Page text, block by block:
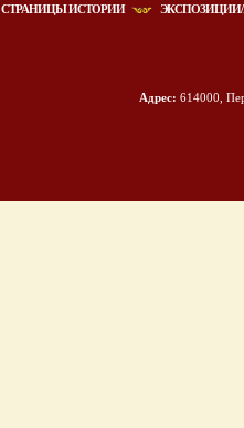
СТРАНИЦЫ ИСТОРИИ
Адрес: 614000,